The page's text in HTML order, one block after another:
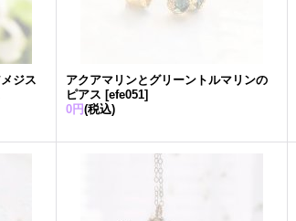
ジス
アクアマリンとグリーントルマリンの
ピアス [efe051]
0円(税込)